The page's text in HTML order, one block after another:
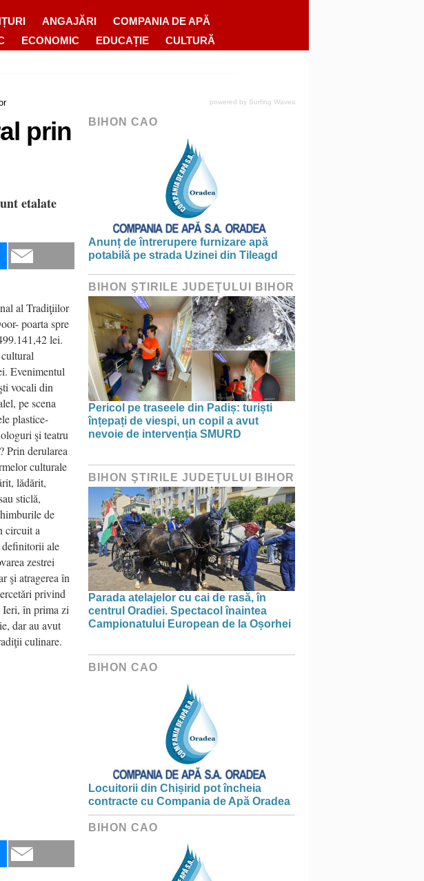
ANGAJĂRI
COMPANIA DE APĂ
ECONOMIC EDUCAȚIE CULTURĂ
prin
etalate
al Tradiţiilor
poarta spre
lei.
Evenimentul
vocali din
pe scena
plastice-
şi teatru
Prin derularea
culturale
lădărit,
sticlă,
de
circuit a
definitorii ale
zestrei
şi atragerea în
privind
Ieri, în prima zi
dar au avut
culinare.
powered by Surfing Waves
BIHON CAO
Anunț de întrerupere furnizare apă
potabilă pe strada Uzinei din Tileagd
BIHON ŞTIRILE JUDEŢULUI BIHOR
Pericol pe traseele din Padiș: turiști
înțepați de viespi, un copil a avut
nevoie de intervenția SMURD
BIHON ŞTIRILE JUDEŢULUI BIHOR
Parada atelajelor cu cai de rasă, în
centrul Oradiei. Spectacol înaintea
Campionatului European de la Oșorhei
BIHON CAO
Locuitorii din Chișirid pot încheia
contracte cu Compania de Apă Oradea
BIHON CAO